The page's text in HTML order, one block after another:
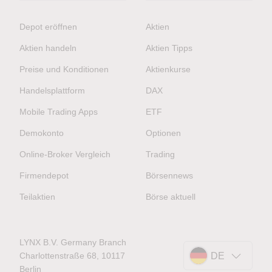
Depot eröffnen
Aktien handeln
Preise und Konditionen
Handelsplattform
Mobile Trading Apps
Demokonto
Online-Broker Vergleich
Firmendepot
Teilaktien
Aktien
Aktien Tipps
Aktienkurse
DAX
ETF
Optionen
Trading
Börsennews
Börse aktuell
LYNX B.V. Germany Branch
Charlottenstraße 68, 10117
Berlin
DE